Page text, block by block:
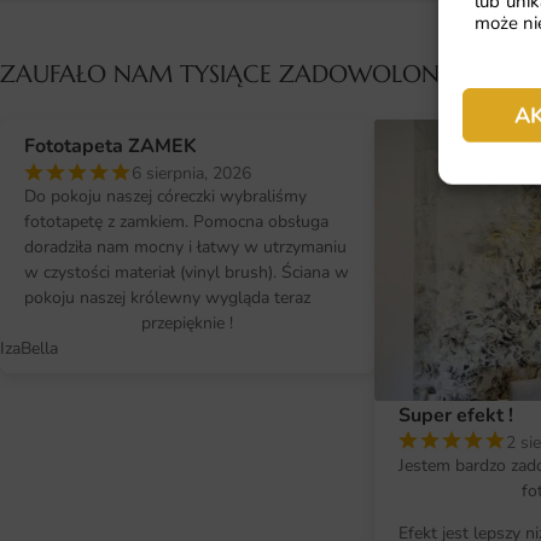
może
ZAUFAŁO NAM TYSIĄCE ZADOWOLONYCH
Fototapeta ZAMEK
6 sierpnia, 2026
Do pokoju naszej córeczki wybraliśmy
fototapetę z zamkiem. Pomocna obsługa
doradziła nam mocny i łatwy w utrzymaniu
w czystości materiał (vinyl brush). Ściana w
pokoju naszej królewny wygląda teraz
przepięknie !
IzaBella
Super efekt !
2
Jestem bardzo
Efekt jest lepszy